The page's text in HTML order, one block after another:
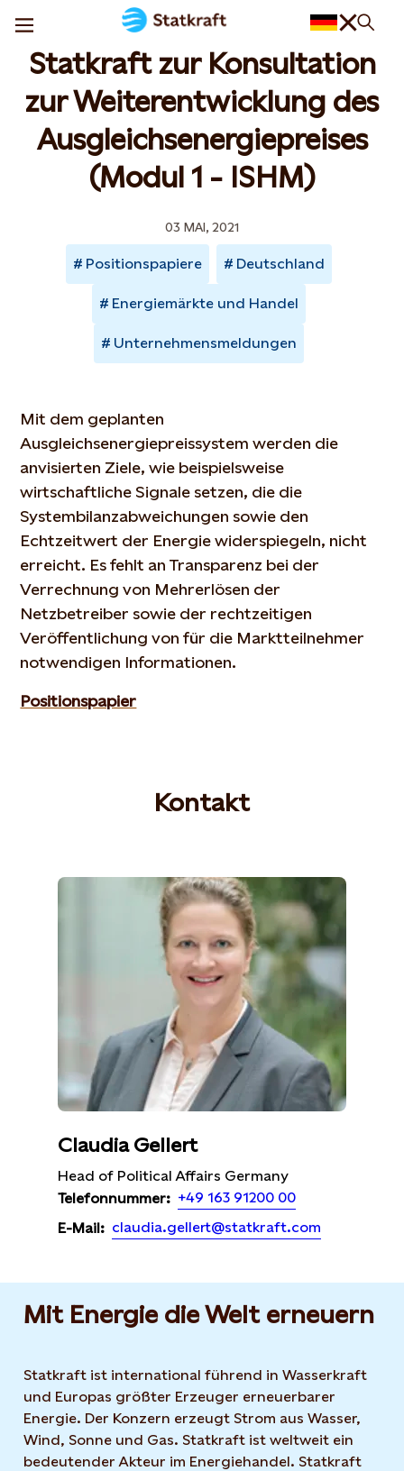
Statkraft zur Konsultation
zur Weiterentwicklung des
Ausgleichsenergiepreises
(Modul 1 - ISHM)
03 MAI, 2021
Positionspapiere Deutschland
Energiemärkte und Handel
Unternehmensmeldungen
Mit dem geplanten
Ausgleichsenergiepreissystem werden die
anvisierten Ziele, wie beispielsweise
wirtschaftliche Signale setzen, die die
Systembilanzabweichungen sowie den
Echtzeitwert der Energie widerspiegeln, nicht
erreicht. Es fehlt an Transparenz bei der
Verrechnung von Mehrerlösen der
Netzbetreiber sowie der rechtzeitigen
Veröffentlichung von für die Marktteilnehmer
notwendigen Informationen.
Positionspapier
Kontakt
Claudia Gellert
Head of Political Affairs Germany
Telefonnummer: +49 163 91200 00
E-Mail: claudia.gellert@statkraft.com
Mit Energie die Welt erneuern
Statkraft ist international führend in Wasserkraft
und Europas größter Erzeuger erneuerbarer
Energie. Der Konzern erzeugt Strom aus Wasser,
Wind, Sonne und Gas. Statkraft ist weltweit ein
bedeutender Akteur im Energiehandel. Statkraft